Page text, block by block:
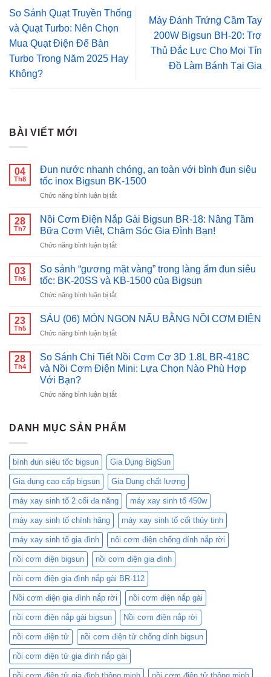
So Sánh Quạt Truyền Thống
và Quạt Turbo: Nên Chọn
Mua Quạt Điện Để Bàn
Turbo Trong Năm 2025 Hay
Không?
Máy Đánh Trứng Cầm Tay
200W Bigsun BH-20: Trợ
Thủ Đắc Lực Cho Mọi Tín
Đồ Làm Bánh Tại Gia
BÀI VIẾT MỚI
04
Th8
Đun nước nhanh chóng, an toàn với bình đun siêu
tốc inox Bigsun BK-1500
Chức năng bình luận bị tắtở
nước
nhanh
chóng,
an
với
bình
siêu
inox
28
Th7
Nồi Cơm Điện Nắp Gài Bigsun BR-18: Nâng Tầm
Bữa Cơm Việt, Chăm Sóc Gia Đình Bạn!
Chức năng bình luận bị tắtở
Cơm
Điện
Nắp
Gài
BR-
Nâng
Bữa
Cơm
Bạn!
03
Th6
So sánh “gương mặt vàng” trong làng ấm đun siêu
tốc: BK-20SS và KB-1500 của Bigsun
Chức năng bình luận bị tắtở
sánh
mặt
trong
làng
siêu
20SS
1500
của
Bigsun
23
Th5
SÁU (06) MÓN NGON NẤU BẰNG NỒI CƠM ĐIỆN
Chức năng bình luận bị tắtở
(06)
MÓN
NGON
BẰNG
ĐIỆN
28
Th4
So Sánh Chi Tiết Nồi Cơm Cơ 3D 1.8L BR-418C
và Nồi Cơm Điện Mini: Lựa Chọn Nào Phù Hợp
Với Bạn?
Chức năng bình luận bị tắtở
Chi
Cơm
Cơ
3D
BR-
418C
và
Nồi
Cơm
Điện
Mini:
Lựa
Chọn
Nào
Phù
Hợp
Với
Bạn?
DANH MỤC SẢN PHẨM
bình đun siêu tốc bigsun Gia Dụng BigSun
Gia dụng cao cấp bigsun Gia Dụng chất lượng
máy xay sinh tố 2 cối đa năng máy xay sinh tố 450w
máy xay sinh tố chính hãng máy xay sinh tố cối thủy tinh
máy xay sinh tố gia đình nôi cơm điện chống dính nắp rời
nồi cơm điện bigsun nồi cơm điện gia đình
nồi cơm điện gia đình nắp gài BR-112
Nồi cơm điện gia đình nắp rời nồi cơm điện nắp gài
nồi cơm điện nắp gài bigsun Nồi cơm điện nắp rời
nồi cơm điện tử nồi cơm điện tử chống dính bigsun
nồi cơm điện tử gia đình nắp gài